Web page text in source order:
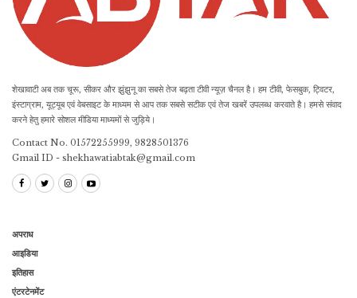
शेखावाटी अब तक चूरू, सीकर और झुंझुनू का सबसे तेज बढ़ता टीवी न्यूज़ चैनल है। हम टीवी, फेसबुक, ट्विटर,
इंस्टाग्राम, यूट्यूब एवं वेबसाइट के माध्यम से आप तक सबसे सटीक एवं तेज खबरें उपलब्ध करवाते है। हमसे संवाद
करने हेतु हमारे सोशल मीडिया माध्यमों से जुड़िये।
Contact No. 01572255999, 9828501376
Gmail ID - shekhawatiabtak@gmail.com
अपराध
आइडिया
इतिहास
एंटरटेनमेंट